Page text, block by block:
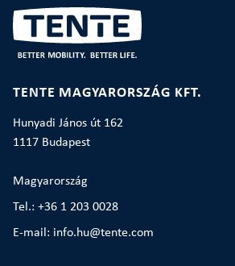
TENTE MAGYARORSZÁG KFT.
Hunyadi János út 162
1117 Budapest
Magyarország
Tel.: +36 1 203 0028
E-mail: info.hu@tente.com